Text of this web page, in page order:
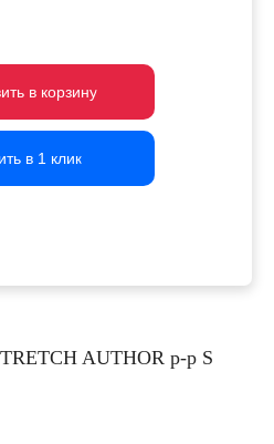
в корзину
в корзину
в корзину
в 1 клик
в 1 клик
в 1 клик
AUTHOR р-р S